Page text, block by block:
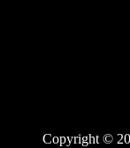
Copyright ©